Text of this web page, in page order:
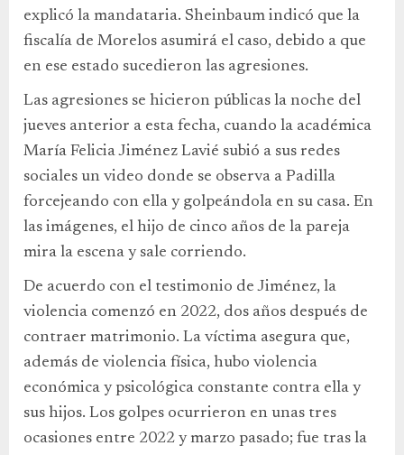
explicó la mandataria. Sheinbaum indicó que la
fiscalía de Morelos asumirá el caso, debido a que
en ese estado sucedieron las agresiones.
Las agresiones se hicieron públicas la noche del
jueves anterior a esta fecha, cuando la académica
María Felicia Jiménez Lavié subió a sus redes
sociales un video donde se observa a Padilla
forcejeando con ella y golpeándola en su casa. En
las imágenes, el hijo de cinco años de la pareja
mira la escena y sale corriendo.
De acuerdo con el testimonio de Jiménez, la
violencia comenzó en 2022, dos años después de
contraer matrimonio. La víctima asegura que,
además de violencia física, hubo violencia
económica y psicológica constante contra ella y
sus hijos. Los golpes ocurrieron en unas tres
ocasiones entre 2022 y marzo pasado; fue tras la